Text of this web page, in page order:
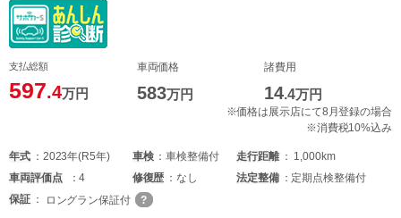
支払総額
597.4万円
車両価格
583万円
諸費用
14.4万円
※価格は展示店にて8月登録の場合
※消費税10%込み
年式 2023年(R5年) 車検 車検整備付 走行距離
1,000km
車両評価点 4 修復歴 なし 法定整備
定期点検整備付
保証
ロングラン保証付